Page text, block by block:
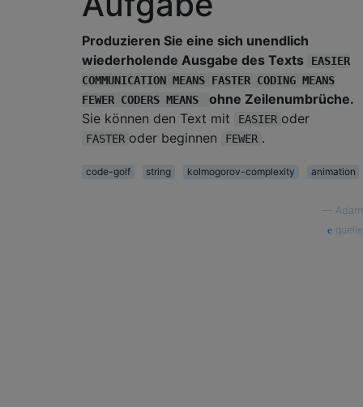
Produzieren Sie eine sich unendlich
wiederholende Ausgabe des Texts
EASIER
COMMUNICATION MEANS FASTER CODING MEANS
FEWER CODERS MEANS
ohne Zeilenumbrüche.
Sie können den Text mit
EASIER oder
FASTER oder beginnen FEWER .
code-golf string kolmogorov-complexity animation
Adam
quelle